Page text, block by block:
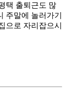
택 출퇴근도 많
주말에 놀러가기
으로 자리잡으시